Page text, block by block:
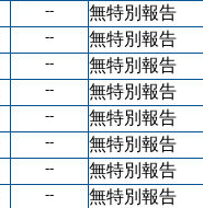
-- 無特別報告
-- 無特別報告
-- 無特別報告
-- 無特別報告
-- 無特別報告
-- 無特別報告
-- 無特別報告
-- 無特別報告